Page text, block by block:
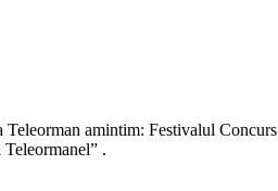
amintim: Festivalul
.